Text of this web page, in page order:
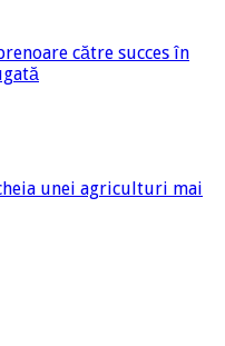
către succes în
unei agriculturi mai